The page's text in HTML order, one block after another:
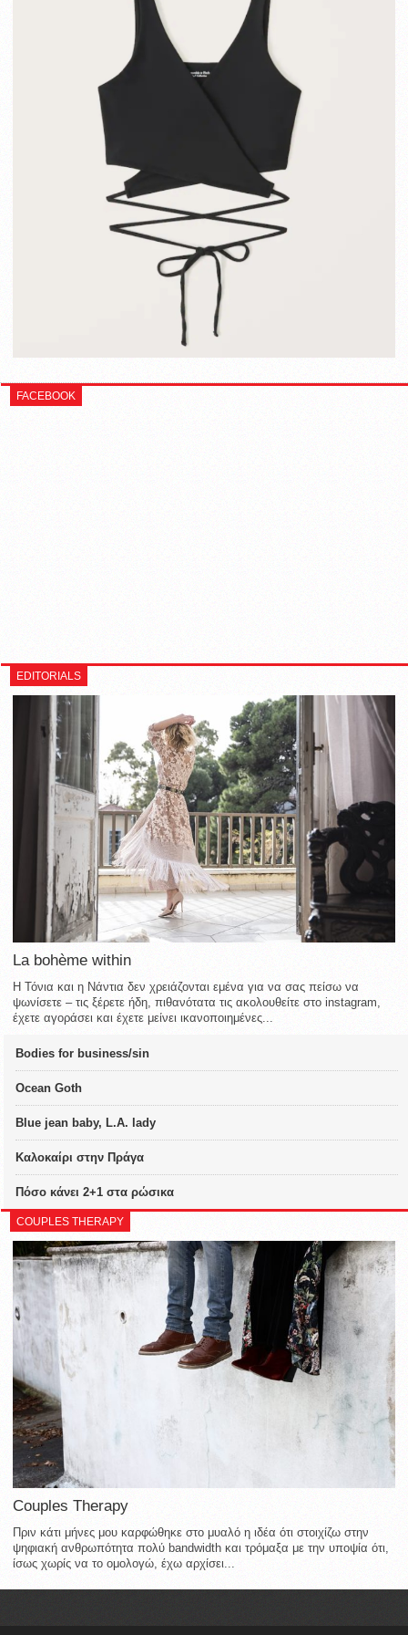
FACEBOOK
EDITORIALS
La bohème within
Η Τόνια και η Νάντια δεν χρειάζονται εμένα για να σας πείσω να
ψωνίσετε – τις ξέρετε ήδη, πιθανότατα τις ακολουθείτε στο instagram,
έχετε αγοράσει και έχετε μείνει ικανοποιημένες...
Bodies for business/sin
Ocean Goth
Blue jean baby, L.A. lady
Καλοκαίρι στην Πράγα
Πόσο κάνει 2+1 στα ρώσικα
COUPLES THERAPY
Couples Therapy
Πριν κάτι μήνες μου καρφώθηκε στο μυαλό η ιδέα ότι στοιχίζω στην
ψηφιακή ανθρωπότητα πολύ bandwidth και τρόμαξα με την υποψία ότι,
ίσως χωρίς να το ομολογώ, έχω αρχίσει...